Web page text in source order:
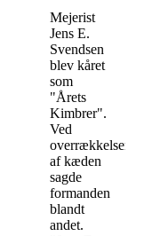
Mejerist
Jens E.
Svendsen
blev kåret
som
"Årets
Kimbrer".
Ved
overrækkelsen
af kæden
sagde
formanden
blandt
andet.